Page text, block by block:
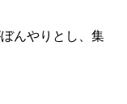
んやりとし、集